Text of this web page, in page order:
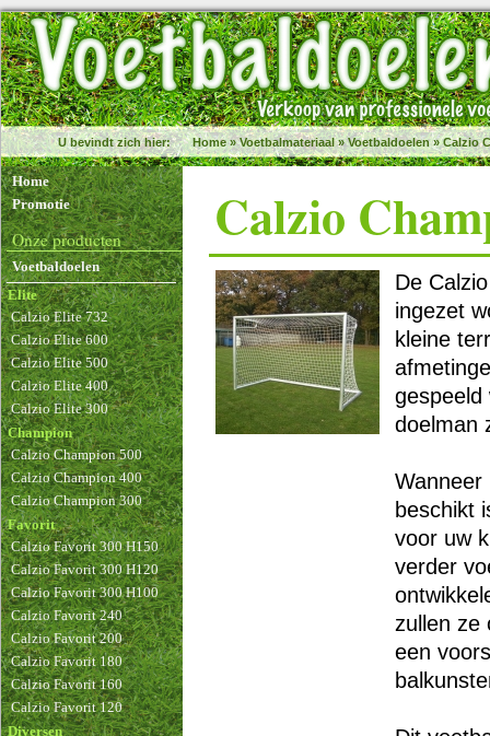
U bevindt zich hier: Home»Voetbalmateriaal»Voetbaldoelen»Calzio
Home
Promotie
Onze producten
Voetbaldoelen
Elite
Calzio Elite 732
Calzio Elite 600
Calzio Elite 500
Calzio Elite 400
Calzio Elite 300
Champion
Calzio Champion 500
Calzio Champion 400
Calzio Champion 300
Favorit
Calzio Favorit 300 H150
Calzio Favorit 300 H120
Calzio Favorit 300 H100
Calzio Favorit 240
Calzio Favorit 200
Calzio Favorit 180
Calzio Favorit 160
Calzio Favorit 120
Diversen
Calzio
De
ingezet
kleine
gespeeld
doelman
Wanneer
beschikt
voor uw
verder
zullen ze
een